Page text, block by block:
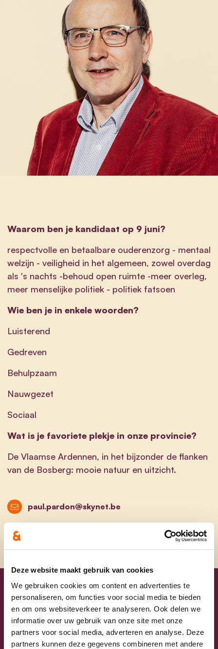
Deze website maakt gebruik van cookies
We gebruiken cookies om content en advertenties te
personaliseren, om functies voor social media te bieden
en om ons websiteverkeer te analyseren. Ook delen we
informatie over uw gebruik van onze site met onze
partners voor social media, adverteren en analyse. Deze
partners kunnen deze gegevens combineren met andere
Waarom ben je kandidaat op 9 juni?
respectvolle en betaalbare ouderenzorg - mentaal
welzijn - veiligheid in het algemeen, zowel overdag
als 's nachts -behoud open ruimte -meer overleg,
meer menselijke politiek - politiek fatsoen
Wie ben je in enkele woorden?
Luisterend
Gedreven
Behulpzaam
Nauwgezet
Sociaal
Wat is je favoriete plekje in onze provincie?
De Vlaamse Ardennen, in het bijzonder de flanken
van de Bosberg: mooie natuur en uitzicht.
paul.pardon@skynet.be
Uw lijsttrekkers